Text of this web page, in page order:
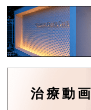
治療動画